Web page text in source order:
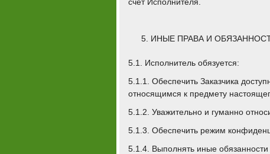
ИНЫЕ ПРАВА И
5.1. Исполнитель обязуется:
5.1.1. Обеспечить Заказчика
относящимся к предмету
5.1.2. Уважительно и гуманно
5.1.3. Обеспечить режим
5.1.4. Выполнять иные обязанности